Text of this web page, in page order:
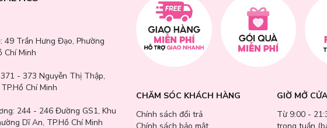
Petrolatum, Cetyl Alcohol, Fragrance, Glyceryl Stearate, PEG-100
Triethanolamine, Carbomer, Ammonium Acryloyldimethyltaurate/VP
Acetate, Aloe Barbadensis Leaf Juice, Macadamia Integrifolia/
Chamaecyparis Obtusa Leaf Extract, Glycyrrhiza Inflata Root Extract,
Seed Oil, 1,2-Hexanediol, Arbutin, Tranexamic Acid, Sodium Hyaluronate,
Disodium Phosphate, Potassium Phosphate, Succinoyl Atelocollagen, Hydrolyzed
Glabra Root Extract, Saururus Chinensis Extract, Hydrolyzed Sodium
Hyaluronate, PEG-9 Diglycidyl Ether/Sodium Hyaluronate Crosspolymer,
49 Trần Hưng Đạo, Phường
Chí Minh
371 - 373 Nguyễn Thị Thập,
Chí Minh
244 - 246 Đường GS1, Khu
Dĩ An, TP.Hồ Chí Minh
CHĂM SÓC KHÁCH HÀNG
Chính sách đổi trả
GIỜ MỞ CỬA
Từ 9:00 -